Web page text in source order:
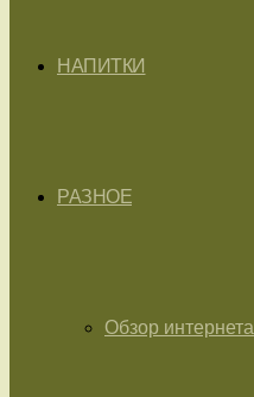
НАПИТКИ
РАЗНОЕ
Обзор интернета